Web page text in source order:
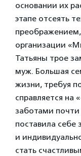
основании их
этапе отсеять
преображением,
организации
Татьяны трое
муж. Большая
жизни, требуя
справляется на
заботами почти
поставила себе
и
стать